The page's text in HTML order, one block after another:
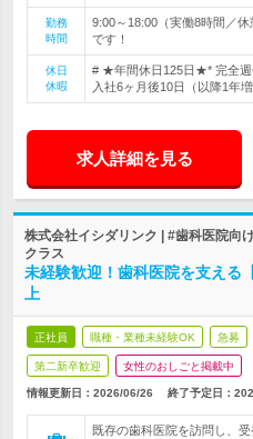
勤務
時間
9:00～18:00（実働8時間／
です！
休日
休暇
# ★年間休日125日★* 完全週
入社6ヶ月後10日（以降1年
求人詳細を見る
株式会社イシダリンク | #歯科医院向
クラス
未経験歓迎！歯科医院を支える
上
正社員 職種・業種未経験OK 急募
第二新卒歓迎 女性のおしごと掲載中
情報更新日：2026/06/26 終了予定日：
既存の歯科医院を訪問し、